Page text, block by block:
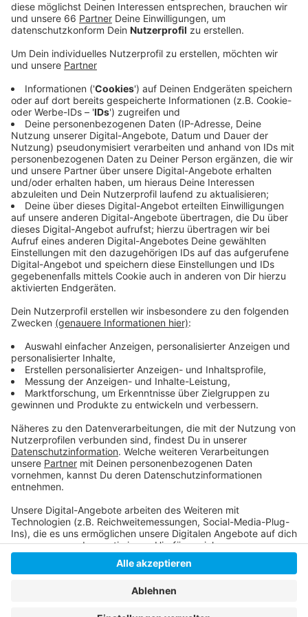
Messegelände erwartet. Höhepunkt ist die
Verleihung des Deutschen Marketing Preises am
Veröffentlicht:Mittwoch, 04.12.2019 05:13
Anzeige
Preisträger in den vergangenen Jahren waren unter
anderem Thermomix aus Wuppertal, der
Fensterhersteller Schüco oder die Deutsche Telekom.
Mit Spannung wird die Bekanntgabe des diesjährigen
Gewinners erwartet. Schon heute startet der
Deutsche Marketingtag mit zahlreichen Workshops,
Vorträgen und Diskussionsrunden. Dazu kommen rund
Sie sprechen unter anderem über neue Marketing-
diese auf unseren Konsum auswirken. Als Ziel haben
sich die Veranstalter gesetzt Ängste davor zu nehmen
und Chancen sowie Optimismus zu vermitteln.
Anzeige
Anzeige